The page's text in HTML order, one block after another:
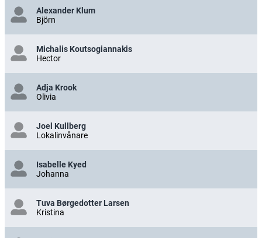
Alexander Klum
Björn
Michalis Koutsogiannakis
Hector
Adja Krook
Olivia
Joel Kullberg
Lokalinvånare
Isabelle Kyed
Johanna
Tuva Børgedotter Larsen
Kristina